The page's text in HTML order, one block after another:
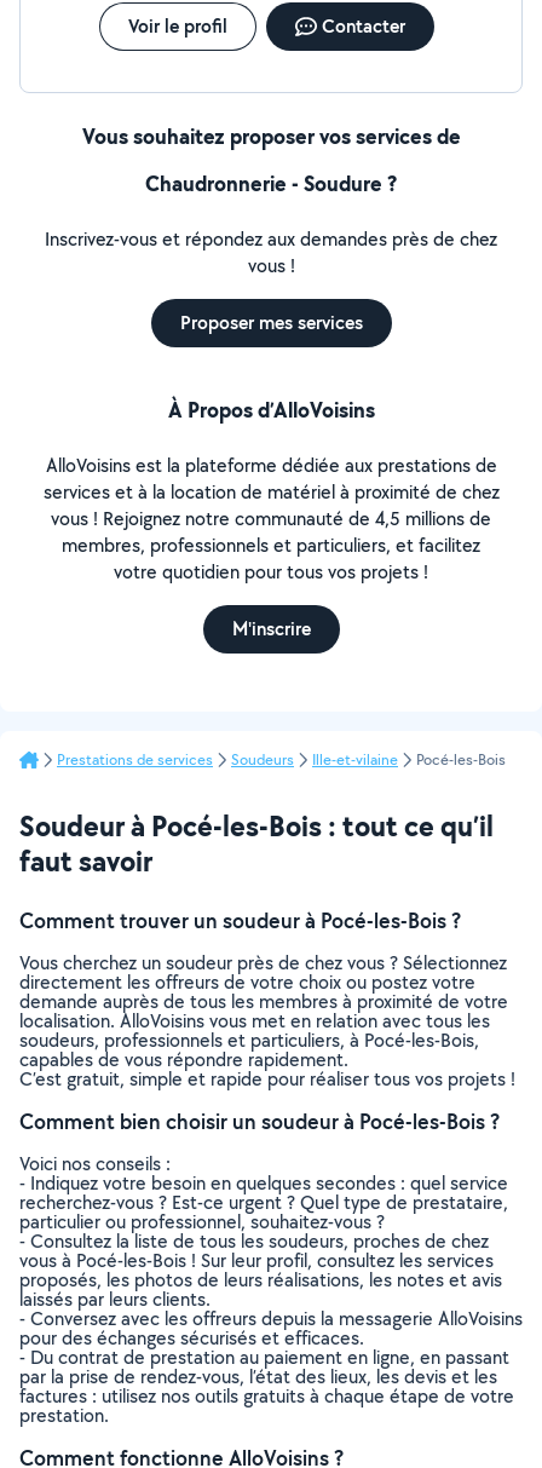
Voir le profil Contacter
Vous souhaitez proposer vos services de
Chaudronnerie - Soudure ?
Inscrivez-vous et répondez aux demandes près de chez
vous !
Proposer mes services
À Propos d’AlloVoisins
AlloVoisins est la plateforme dédiée aux prestations de
services et à la location de matériel à proximité de chez
vous ! Rejoignez notre communauté de 4,5 millions de
membres, professionnels et particuliers, et facilitez
votre quotidien pour tous vos projets !
M'inscrire
Prestations de services Soudeurs Ille-et-vilaine Pocé-les-Bois
Soudeur à Pocé-les-Bois : tout ce qu’il
faut savoir
Comment trouver un soudeur à Pocé-les-Bois ?
Vous cherchez un soudeur près de chez vous ? Sélectionnez
directement les offreurs de votre choix ou postez votre
demande auprès de tous les membres à proximité de votre
localisation. AlloVoisins vous met en relation avec tous les
soudeurs, professionnels et particuliers, à Pocé-les-Bois,
capables de vous répondre rapidement.
C’est gratuit, simple et rapide pour réaliser tous vos projets !
Comment bien choisir un soudeur à Pocé-les-Bois ?
Voici nos conseils :
- Indiquez votre besoin en quelques secondes : quel service
recherchez-vous ? Est-ce urgent ? Quel type de prestataire,
particulier ou professionnel, souhaitez-vous ?
- Consultez la liste de tous les soudeurs, proches de chez
vous à Pocé-les-Bois ! Sur leur profil, consultez les services
proposés, les photos de leurs réalisations, les notes et avis
laissés par leurs clients.
- Conversez avec les offreurs depuis la messagerie AlloVoisins
pour des échanges sécurisés et efficaces.
- Du contrat de prestation au paiement en ligne, en passant
par la prise de rendez-vous, l’état des lieux, les devis et les
factures : utilisez nos outils gratuits à chaque étape de votre
prestation.
Comment fonctionne AlloVoisins ?